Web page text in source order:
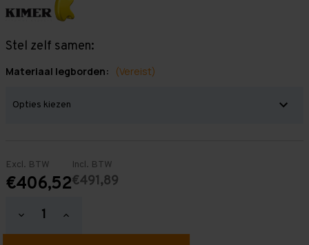
Stel zelf samen:
Materiaal legborden: (Vereist)
Excl. BTW
€406,52
Incl. BTW
€491,89
Hoeveelheid
verlagen
Hoeveelheid
verhogen